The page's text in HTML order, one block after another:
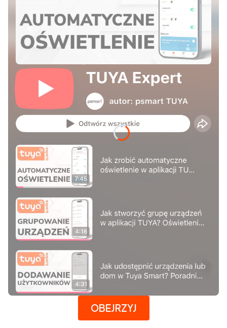
Naciśnij Enter lub spację, aby otworzyć stronę.
OBEJRZYJ